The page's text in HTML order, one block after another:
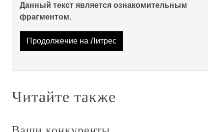
Данный текст является ознакомительным
фрагментом.
Продолжение на Литрес
Читайте также